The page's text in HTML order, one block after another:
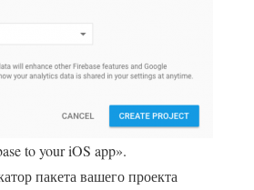
to your iOS app».
пакета вашего проекта